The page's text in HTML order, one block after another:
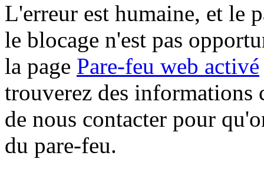
L'erreur est humaine, et le
le blocage n'est pas
la page Pare-feu web activé
trouverez des informations
de nous contacter pour
du pare-feu.